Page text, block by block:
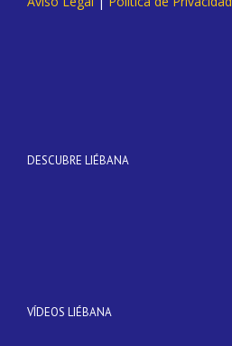
DESCUBRE LIÉBANA
VÍDEOS LIÉBANA